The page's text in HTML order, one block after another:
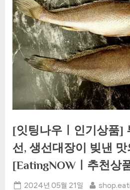
[잇팅나우ㅣ인기상품]
선, 생선대장이 빚낸 맛
[EatingNOWㅣ추천상
Posted
2024년 05월 21일 By